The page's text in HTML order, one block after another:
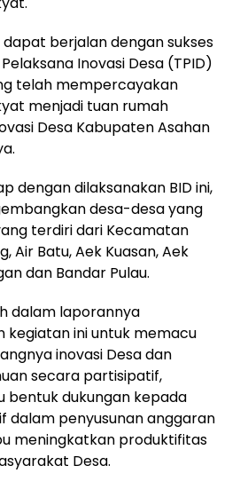
dapat berjalan dengan sukses
Inovasi Desa (TPID)
telah mempercayakan
menjadi tuan rumah
Desa Kabupaten Asahan
dengan dilaksanakan BID ini,
desa-desa yang
terdiri dari Kecamatan
Air Batu, Aek Kuasan, Aek
dan Bandar Pulau.
dalam laporannya
kegiatan ini untuk memacu
inovasi Desa dan
secara partisipatif,
bentuk dukungan kepada
dalam penyusunan anggaran
meningkatkan produktifitas
Desa.